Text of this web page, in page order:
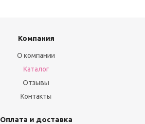
Компания
О компании
Каталог
Отзывы
Контакты
Оплата и доставка